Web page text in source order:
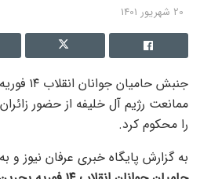
20 شهریور 1401
جنبش
ممانعت رژیم آل خلیفه از حضور
را محکوم کرد.
به گزارش پایگاه خبری عرفان نیوز و